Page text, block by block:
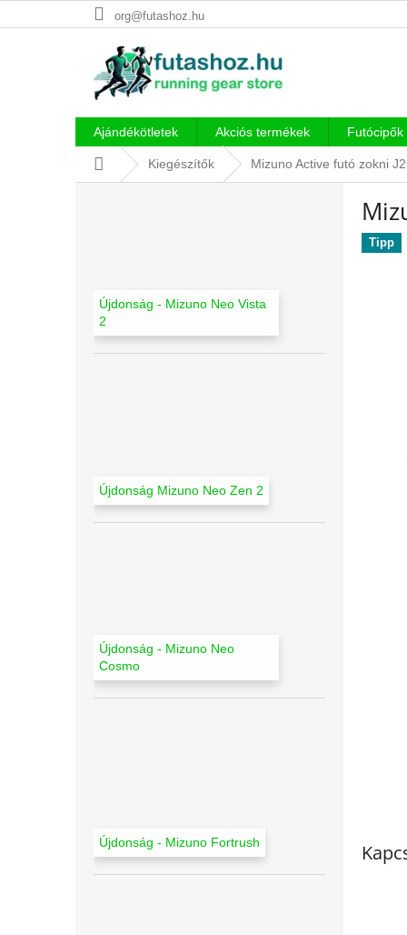
a
org@futashoz.hu
Ajándékötletek Akciós termékek Futócipők
KezdőlapKiegészítők Mizuno Active futó zokni
Újdonság - Mizuno Neo Vista
2
Újdonság Mizuno Neo Zen 2
Újdonság - Mizuno Neo
Cosmo
Újdonság - Mizuno Fortrush
Tipp